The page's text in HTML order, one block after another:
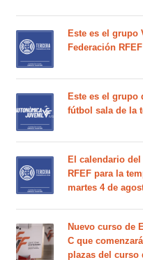
Este es el grupo
Federación
Este es el grupo
fútbol sala de la
El calendario del
RFEF para la
martes 4 de
Nuevo curso de
C que
plazas del curso